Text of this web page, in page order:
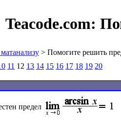
Teacode.com:
> Помогите решить
11 12 13 14 15 16 17 18 19 20
предел